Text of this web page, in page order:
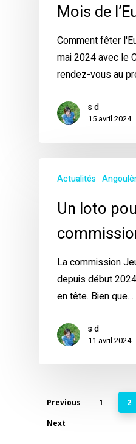
Mois de
Comment fêter
mai 2024 avec le
rendez-vous au
s d
15 avril 2024
Actualités
Un loto
La commission
depuis début
en tête. Bien que…
s d
11 avril 2024
Previous 1 2
Next